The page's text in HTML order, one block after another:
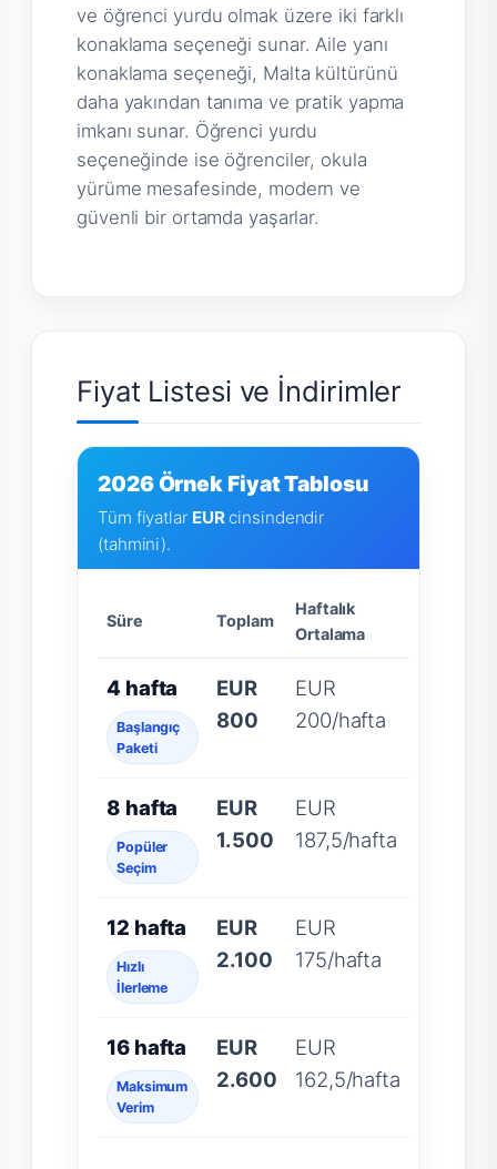
ve öğrenci yurdu olmak üzere iki farklı
konaklama seçeneği sunar. Aile yanı
konaklama seçeneği, Malta kültürünü
daha yakından tanıma ve pratik yapma
imkanı sunar. Öğrenci yurdu
seçeneğinde ise öğrenciler, okula
yürüme mesafesinde, modern ve
güvenli bir ortamda yaşarlar.
Fiyat Listesi ve İndirimler
2026 Örnek Fiyat Tablosu
Tüm fiyatlar EURcinsindendir
(tahmini).
Süre Toplam
Haftalık
Ortalama
4 hafta
Başlangıç
Paketi
EUR
800
EUR
200/hafta
8 hafta
Popüler
Seçim
EUR
1.500
EUR
187,5/hafta
12 hafta
Hızlı
İlerleme
EUR
2.100
EUR
175/hafta
16 hafta
Maksimum
Verim
EUR
2.600
EUR
162,5/hafta